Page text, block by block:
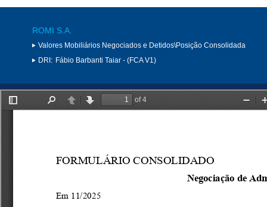
ROMI S.A.
Valores Mobiliários Negociados e Detidos\Posição Consolidada
DRI: Fábio Barbanti Taiar - (FCA V1)